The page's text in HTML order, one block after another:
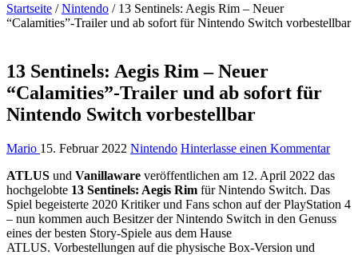
Startseite / Nintendo / 13 Sentinels: Aegis Rim – Neuer
“Calamities”-Trailer und ab sofort für Nintendo Switch vorbestellbar
13 Sentinels: Aegis Rim – Neuer
“Calamities”-Trailer und ab sofort für
Nintendo Switch vorbestellbar
Mario 15. Februar 2022 Nintendo Hinterlasse einen Kommentar
ATLUS und Vanillaware veröffentlichen am 12. April 2022 das
hochgelobte 13 Sentinels: Aegis Rim für Nintendo Switch. Das
Spiel begeisterte 2020 Kritiker und Fans schon auf der PlayStation 4
– nun kommen auch Besitzer der Nintendo Switch in den Genuss
eines der besten Story-Spiele aus dem Hause
ATLUS. Vorbestellungen auf die physische Box-Version und